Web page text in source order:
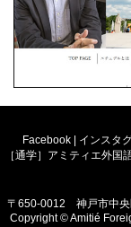
Facebook インスタ
［通学］アミティエ外国
〒650-0012 神戸市中
Copyright © Amitié